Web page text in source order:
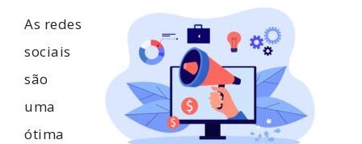
As redes
sociais
são
uma
ótima